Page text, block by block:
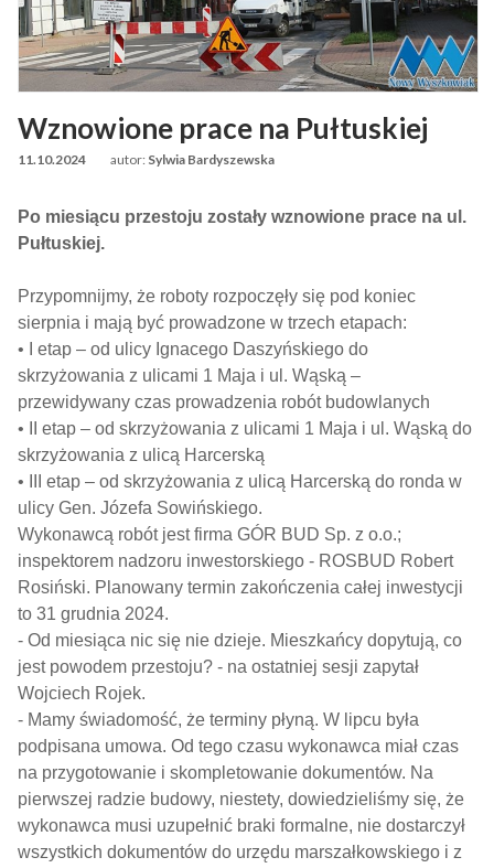
Wznowione prace na Pułtuskiej
11.10.2024 autor: Sylwia Bardyszewska
Po miesiącu przestoju zostały wznowione prace na ul.
Pułtuskiej.
Przypomnijmy, że roboty rozpoczęły się pod koniec
sierpnia i mają być prowadzone w trzech etapach:
• I etap – od ulicy Ignacego Daszyńskiego do
skrzyżowania z ulicami 1 Maja i ul. Wąską –
przewidywany czas prowadzenia robót budowlanych
• II etap – od skrzyżowania z ulicami 1 Maja i ul. Wąską do
skrzyżowania z ulicą Harcerską
• III etap – od skrzyżowania z ulicą Harcerską do ronda w
ulicy Gen. Józefa Sowińskiego.
Wykonawcą robót jest firma GÓR BUD Sp. z o.o.;
inspektorem nadzoru inwestorskiego - ROSBUD Robert
Rosiński. Planowany termin zakończenia całej inwestycji
to 31 grudnia 2024.
- Od miesiąca nic się nie dzieje. Mieszkańcy dopytują, co
jest powodem przestoju? - na ostatniej sesji zapytał
Wojciech Rojek.
- Mamy świadomość, że terminy płyną. W lipcu była
podpisana umowa. Od tego czasu wykonawca miał czas
na przygotowanie i skompletowanie dokumentów. Na
pierwszej radzie budowy, niestety, dowiedzieliśmy się, że
wykonawca musi uzupełnić braki formalne, nie dostarczył
wszystkich dokumentów do urzędu marszałkowskiego i z